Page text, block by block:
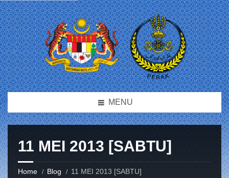
MENU
11 MEI 2013 [SABTU]
Home Blog 11 MEI 2013 [SABTU]